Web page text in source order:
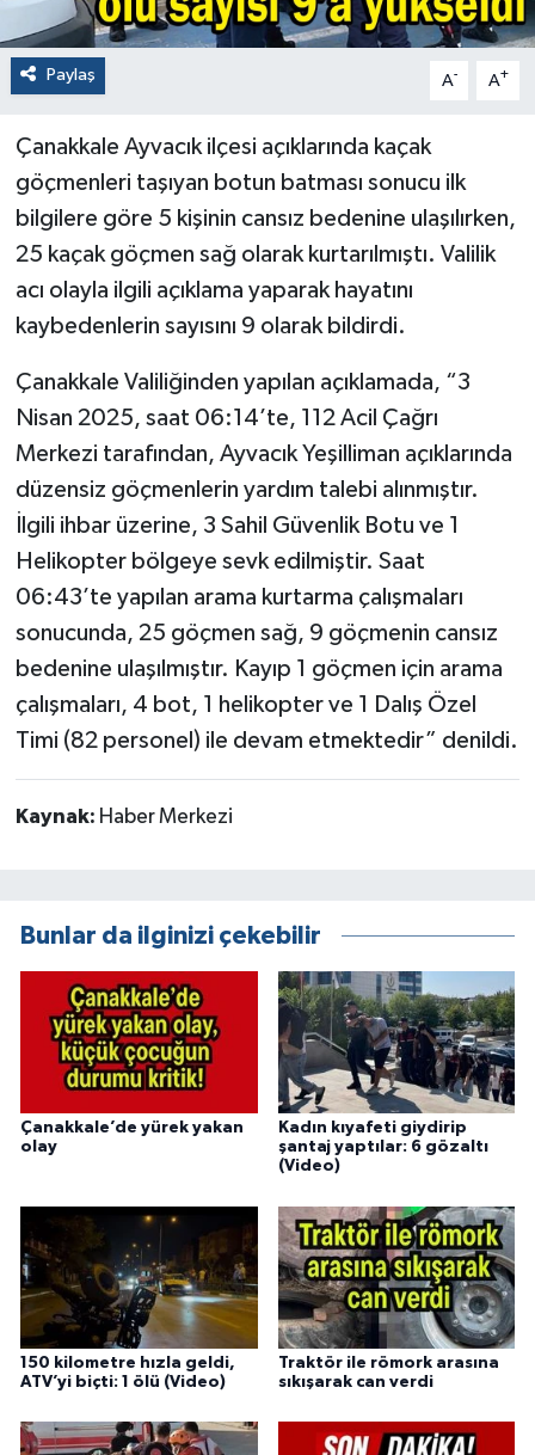
Paylaş A- A+
Çanakkale Ayvacık ilçesi açıklarında kaçak
göçmenleri taşıyan botun batması sonucu ilk
bilgilere göre 5 kişinin cansız bedenine ulaşılırken,
25 kaçak göçmen sağ olarak kurtarılmıştı. Valilik
acı olayla ilgili açıklama yaparak hayatını
kaybedenlerin sayısını 9 olarak bildirdi.
Çanakkale Valiliğinden yapılan açıklamada, “3
Nisan 2025, saat 06:14’te, 112 Acil Çağrı
Merkezi tarafından, Ayvacık Yeşilliman açıklarında
düzensiz göçmenlerin yardım talebi alınmıştır.
İlgili ihbar üzerine, 3 Sahil Güvenlik Botu ve 1
Helikopter bölgeye sevk edilmiştir. Saat
06:43’te yapılan arama kurtarma çalışmaları
sonucunda, 25 göçmen sağ, 9 göçmenin cansız
bedenine ulaşılmıştır. Kayıp 1 göçmen için arama
çalışmaları, 4 bot, 1 helikopter ve 1 Dalış Özel
Timi (82 personel) ile devam etmektedir” denildi.
Kaynak: Haber Merkezi
Bunlar da ilginizi çekebilir
Çanakkale’de yürek yakan
olay
Kadın kıyafeti giydirip
şantaj yaptılar: 6 gözaltı
(Video)
150 kilometre hızla geldi,
ATV’yi biçti: 1 ölü (Video)
Traktör ile römork arasına
sıkışarak can verdi